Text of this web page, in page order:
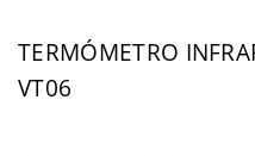
TERMÓMETRO
VT06